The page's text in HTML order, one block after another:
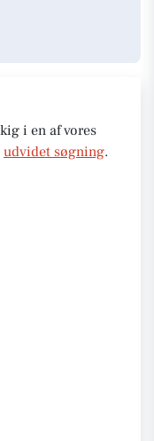
i en af vores
udvidet søgning.